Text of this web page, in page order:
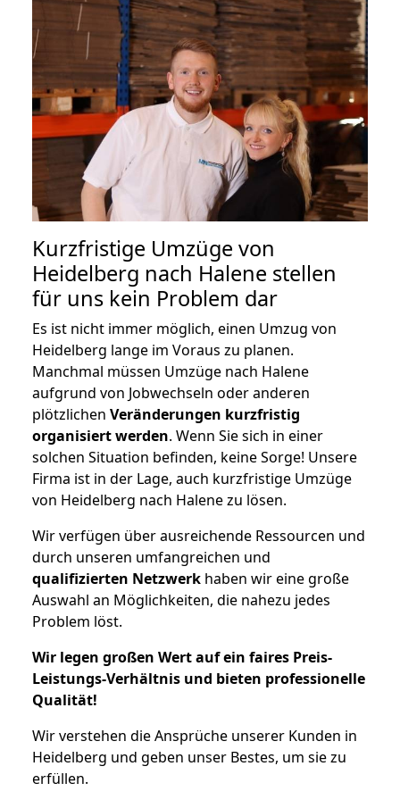
Kurzfristige Umzüge von
Heidelberg nach Halene stellen
für uns kein Problem dar
Es ist nicht immer möglich, einen Umzug von
Heidelberg lange im Voraus zu planen.
Manchmal müssen Umzüge nach Halene
aufgrund von Jobwechseln oder anderen
plötzlichen Veränderungen kurzfristig
organisiert werden. Wenn Sie sich in einer
solchen Situation befinden, keine Sorge! Unsere
Firma ist in der Lage, auch kurzfristige Umzüge
von Heidelberg nach Halene zu lösen.
Wir verfügen über ausreichende Ressourcen und
durch unseren umfangreichen und
qualifizierten Netzwerk haben wir eine große
Auswahl an Möglichkeiten, die nahezu jedes
Problem löst.
Wir legen großen Wert auf ein faires Preis-
Leistungs-Verhältnis und bieten professionelle
Qualität!
Wir verstehen die Ansprüche unserer Kunden in
Heidelberg und geben unser Bestes, um sie zu
erfüllen.